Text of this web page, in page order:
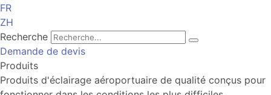
FR
ZH
Recherche
Demande de devis
Produits
Produits d'éclairage aéroportuaire de qualité conçus pour